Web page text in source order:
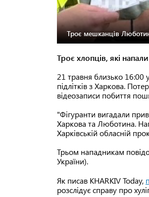
Троє мешканців
Троє хлопців, які
21 травня близько 16:00
підлітків з Харкова.
відеозаписи побиття
"Фігуранти вигадали
Харкова та Люботина.
Харківській обласній
Трьом нападникам
України).
Як писав KHARKIV Today,
розслідує справу про